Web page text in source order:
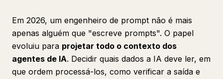
Em 2026, um engenheiro de prompt não é mais
apenas alguém que "escreve prompts". O papel
evoluiu para projetar todo o contexto dos
agentes de IA. Decidir quais dados a IA deve ler, em
que ordem processá-los, como verificar a saída e